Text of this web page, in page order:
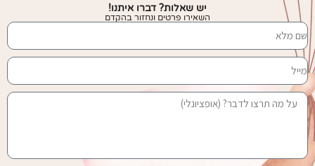
יש שאלות? דברו איתנו!
השאירו פרטים ונחזור בהקדם